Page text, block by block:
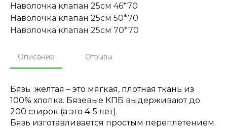
Наволочка клапан 25см 46*70
Наволочка клапан 25см 50*70
Наволочка клапан 25см 70*70
Описание Отзывы
Бязь желтая – это мягкая, плотная ткань из
100% хлопка. Бязевые КПБ выдерживают до
200 стирок (а это 4-5 лет).
Бязь изготавливается простым переплетением.